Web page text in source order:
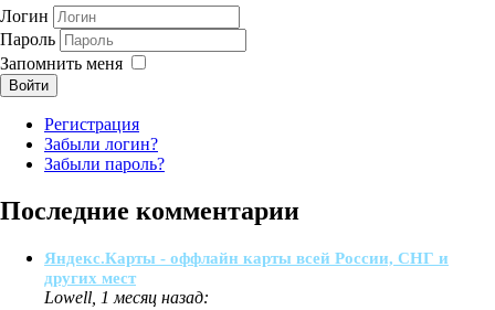
Логин
Пароль
Запомнить меня
Войти
Регистрация
Забыли логин?
Забыли пароль?
Последние комментарии
Яндекс.Карты - оффлайн карты всей России, СНГ и
других мест
Lowell, 1 месяц назад: